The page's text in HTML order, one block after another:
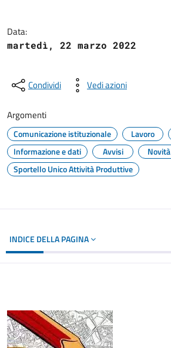
Data:
martedì, 22 marzo 2022
Condividi Vedi azioni
Argomenti
Comunicazione istituzionale Lavoro
Informazione e dati
Avvisi
Novità
Sportello Unico Attività Produttive
INDICE DELLA PAGINA